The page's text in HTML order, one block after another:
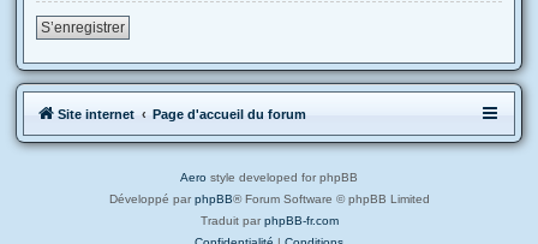
S’enregistrer
Site internet Page d'accueil du forum
Aero style developed for phpBB
Développé par phpBB® Forum Software © phpBB Limited
Traduit par phpBB-fr.com